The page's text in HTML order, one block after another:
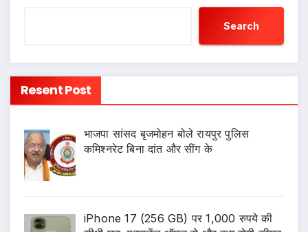
Search
Resent Post
भाजपा सांसद बृजमोहन बोले रायपुर पुलिस
कमिश्नरेट बिना दांत और सींग के
iPhone 17 (256 GB) पर 1,000 रुपये की